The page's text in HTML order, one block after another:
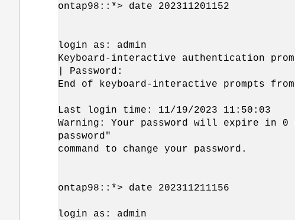
ontap98::*> date 202311201152
login as: admin
Keyboard-interactive authentication
| Password:
End of keyboard-interactive prompts
Last login time: 11/19/2023 11:50:03
Warning: Your password will expire in
command to change your password.
ontap98::*> date 202311211156
login as: admin